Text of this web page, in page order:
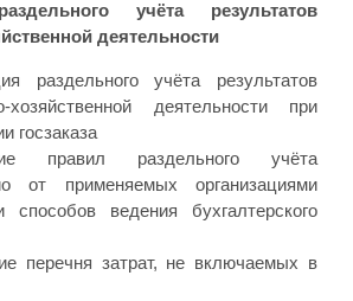
учёта результатов
деятельности
раздельного учёта результатов
хозяйственной деятельности при
госзаказа
правил раздельного учёта
от применяемых организациями
способов ведения бухгалтерского
перечня затрат, не включаемых в